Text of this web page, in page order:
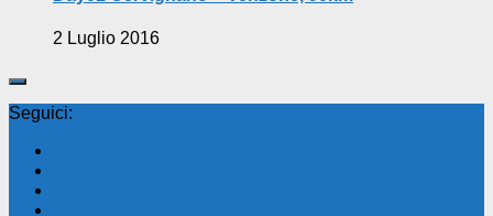
2 Luglio 2016
Seguici: